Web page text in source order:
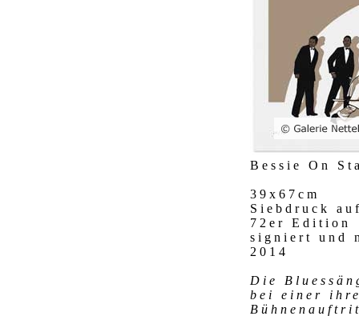
Bessie On
39x67cm
Siebdruck
72er Edition
signiert und
2014
Die
bei einer